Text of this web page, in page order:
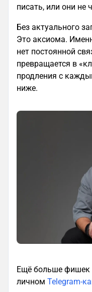
писать, или они не
Без актуального
Это аксиома.
нет постоянной
превращается в
продления с
ниже.
Ещё больше фишек
личном Telegram-